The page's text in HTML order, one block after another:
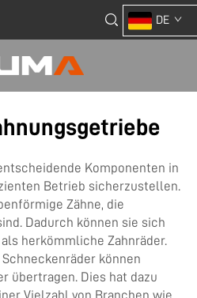
DE
Komponenten in
Betrieb sicherzustellen.
Zähne, die
Dadurch können sie sich
herkömmliche Zahnräder.
können
übertragen. Dies hat dazu
Vielzahl von Branchen wie